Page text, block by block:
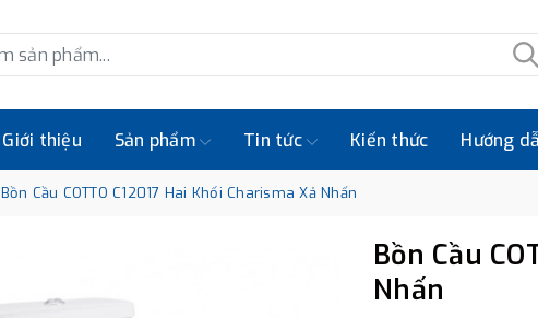
Giới thiệu Sản phẩm Tin tức Kiến thức Hướng
Bồn Cầu COTTO C12017 Hai Khối Charisma Xả Nhấn
Bồn Cầu
Nhấn